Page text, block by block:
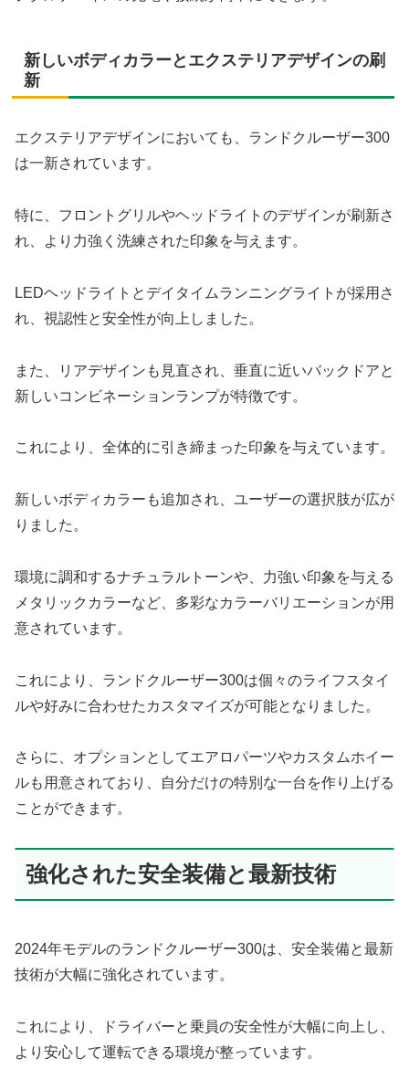
新しいボディカラーとエクステリアデザインの刷
新
エクステリアデザインにおいても、ランドクルーザー300
は一新されています。
特に、フロントグリルやヘッドライトのデザインが刷新さ
れ、より力強く洗練された印象を与えます。
LEDヘッドライトとデイタイムランニングライトが採用さ
れ、視認性と安全性が向上しました。
また、リアデザインも見直され、垂直に近いバックドアと
新しいコンビネーションランプが特徴です。
これにより、全体的に引き締まった印象を与えています。
新しいボディカラーも追加され、ユーザーの選択肢が広が
りました。
環境に調和するナチュラルトーンや、力強い印象を与える
メタリックカラーなど、多彩なカラーバリエーションが用
意されています。
これにより、ランドクルーザー300は個々のライフスタイ
ルや好みに合わせたカスタマイズが可能となりました。
さらに、オプションとしてエアロパーツやカスタムホイー
ルも用意されており、自分だけの特別な一台を作り上げる
ことができます。
強化された安全装備と最新技術
2024年モデルのランドクルーザー300は、安全装備と最新
技術が大幅に強化されています。
これにより、ドライバーと乗員の安全性が大幅に向上し、
より安心して運転できる環境が整っています。